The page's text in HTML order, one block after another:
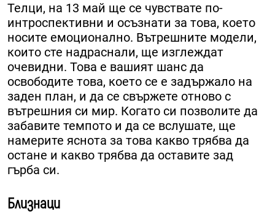
Телци, на 13 май ще се чувствате по-
интроспективни и осъзнати за това, което
носите емоционално. Вътрешните модели,
които сте надраснали, ще изглеждат
очевидни. Това е вашият шанс да
освободите това, което се е задържало на
заден план, и да се свържете отново с
вътрешния си мир. Когато си позволите да
забавите темпото и да се вслушате, ще
намерите яснота за това какво трябва да
остане и какво трябва да оставите зад
гърба си.
Близнаци